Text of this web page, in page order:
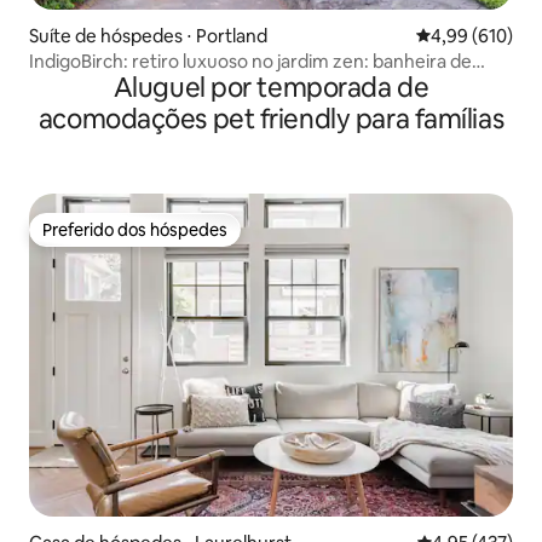
Suíte de hóspedes ⋅ Portland 4,99 de uma
4,99 (610)
IndigoBirch: retiro luxuoso no jardim zen: banheira de
hidromassagemAluguel por temporada de
acomodações pet friendly para famílias
Preferido dos hóspedes
Preferido dos hóspedes